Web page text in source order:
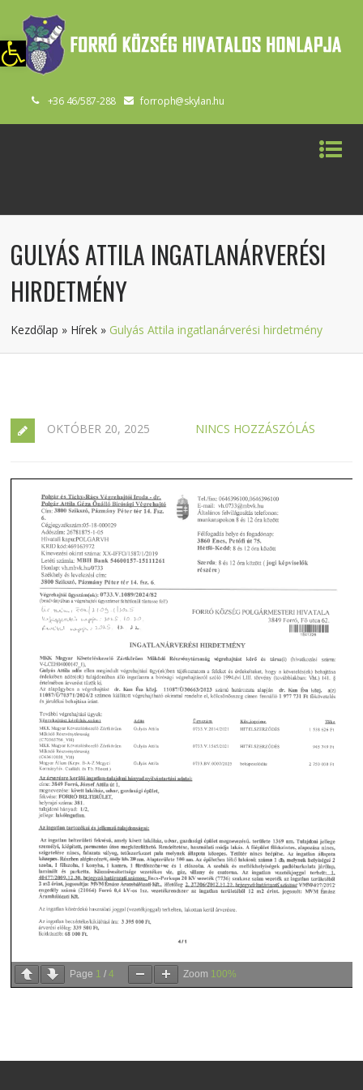
Eszköztár megnyitása
+36 46/587-288 forroph@skylan.hu
GULYÁS ATTILA INGATLANÁRVERÉSI
HIRDETMÉNY
Kezdőlap » Hírek » Gulyás Attila ingatlanárverési hirdetmény
OKTÓBER 20, 2025 NINCS HOZZÁSZÓLÁS
Page 1 /4 Zoom 100%